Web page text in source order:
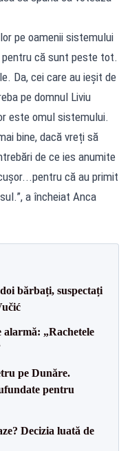
pe oamenii sistemului
că sunt peste tot.
Da, cei care au ieșit de
pe domnul Liviu
este omul sistemului.
bine, dacă vreți să
de ce ies anumite
că au primit
a încheiat Anca
bărbați, suspectați
alarmă: „Rachetele
pe Dunăre.
pentru
Decizia luată de